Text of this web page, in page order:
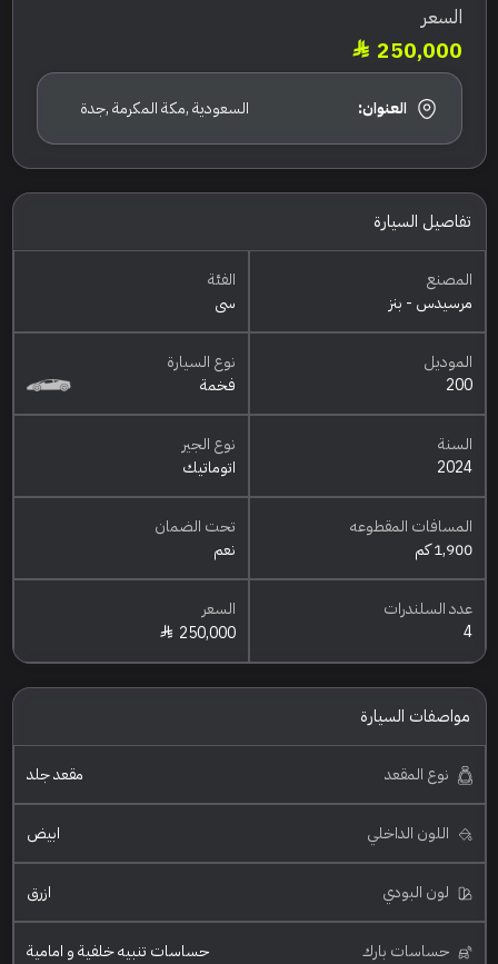
السعر
250,000
العنوان: السعودية ,مكة المكرمة ,جدة
تفاصيل السيارة
المصنع
مرسيدس - بنز
الفئة
سي
الموديل
200
نوع السيارة
فخمة
السنة
2024
نوع الجير
اتوماتيك
المسافات المقطوعه
1,900 كم
تحت الضمان
نعم
عدد السلندرات
4
السعر
250,000
مواصفات السيارة
نوع المقعد مقعد جلد
اللون الداخلي ابيض
لون البودي ازرق
حساسات بارك حساسات تنبيه خلفية و امامية